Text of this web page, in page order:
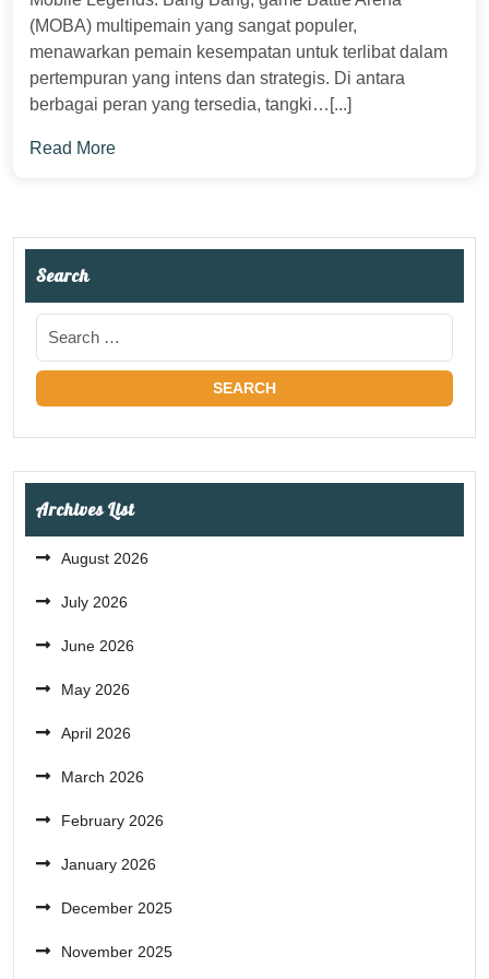
(MOBA) multipemain yang sangat populer,
menawarkan pemain kesempatan untuk terlibat dalam
pertempuran yang intens dan strategis. Di antara
berbagai peran yang tersedia, tangki…[...]
Read More
Search
Archives List
August 2026
July 2026
June 2026
May 2026
April 2026
March 2026
February 2026
January 2026
December 2025
November 2025